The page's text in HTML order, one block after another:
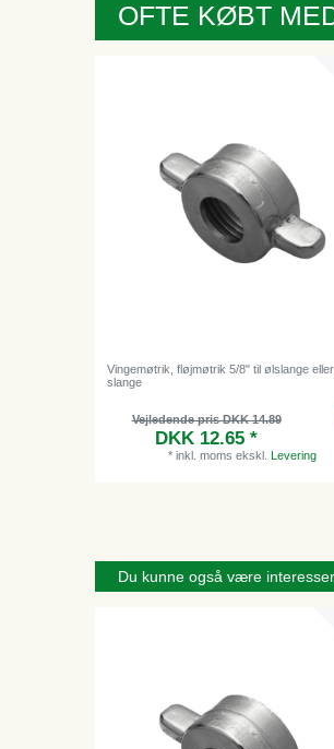
OFTE KØBT
Vingemøtrik, fløjmøtrik 5/8" til ølslange
slange
Vejledende pris DKK 14.89
DKK 12.65 *
* inkl. moms ekskl. Levering
Du kunne også være